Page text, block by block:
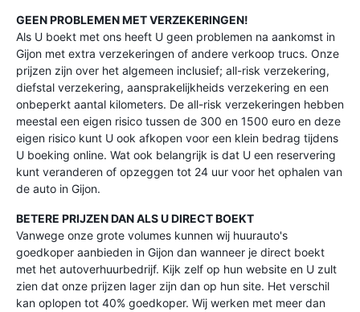
GEEN PROBLEMEN MET VERZEKERINGEN!
Als U boekt met ons heeft U geen problemen na aankomst in
Gijon met extra verzekeringen of andere verkoop trucs. Onze
prijzen zijn over het algemeen inclusief; all-risk verzekering,
diefstal verzekering, aansprakelijkheids verzekering en een
onbeperkt aantal kilometers. De all-risk verzekeringen hebben
meestal een eigen risico tussen de 300 en 1500 euro en deze
eigen risico kunt U ook afkopen voor een klein bedrag tijdens
U boeking online. Wat ook belangrijk is dat U een reservering
kunt veranderen of opzeggen tot 24 uur voor het ophalen van
de auto in Gijon.
BETERE PRIJZEN DAN ALS U DIRECT BOEKT
Vanwege onze grote volumes kunnen wij huurauto's
goedkoper aanbieden in Gijon dan wanneer je direct boekt
met het autoverhuurbedrijf. Kijk zelf op hun website en U zult
zien dat onze prijzen lager zijn dan op hun site. Het verschil
kan oplopen tot 40% goedkoper. Wij werken met meer dan